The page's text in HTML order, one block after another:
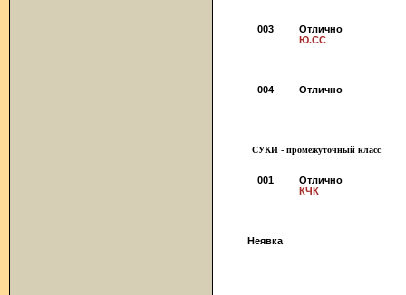
003
Отлично
Ю.CC
004 Отлично
СУКИ - промежуточный класс
001
Отлично
КЧК
Неявка